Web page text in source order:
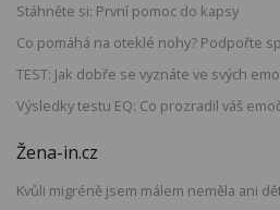
Stáhněte si: První pomoc do kapsy
Co pomáhá na oteklé nohy? Podpořte
TEST: Jak dobře se vyznáte ve svých
Výsledky testu EQ: Co prozradil váš
Žena-in.cz
Kvůli migréně jsem málem neměla ani